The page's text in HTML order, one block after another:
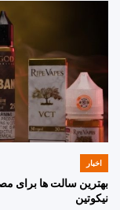
POSTED
اخبار
بهترین سالت ها برای
نیکوتین